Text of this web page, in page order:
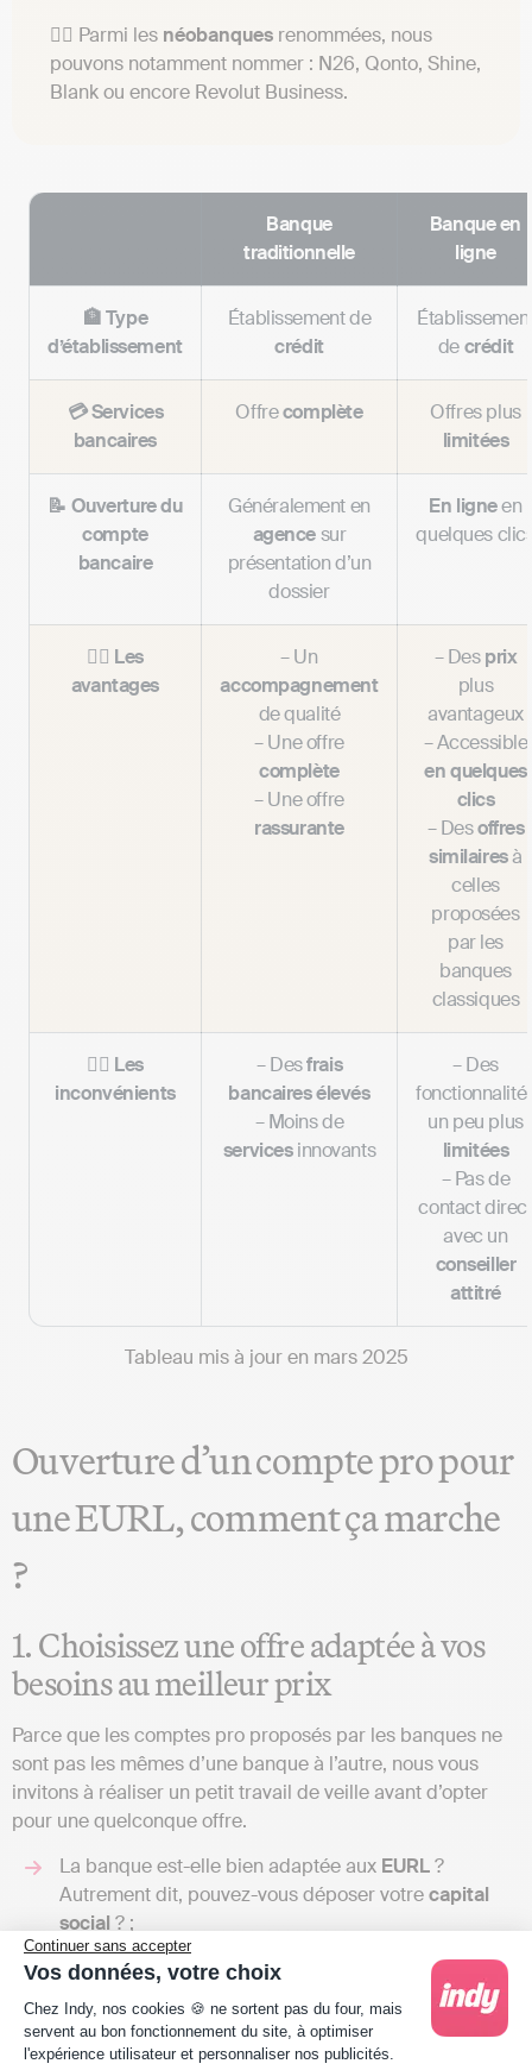
Continuer sans accepter
Vos données, votre choix
Plateforme de Gestion du Consentement :
Chez Indy, nos cookies 🍪 ne sortent pas du four, mais
servent au bon fonctionnement du site, à optimiser
l'expérience utilisateur et personnaliser nos publicités.
👉🏼 Parmi les néobanques renommées, nous
pouvons notamment nommer : N26, Qonto, Shine,
Blank ou encore Revolut Business.
Banque
traditionnelle
Banque en
ligne
🏦 Type
d’établissement
Établissement de
crédit
decrédit
💳 Services
bancaires
Offrecomplète
Offres plus
limitées
📝 Ouverture du
compte
bancaire
Généralement en
agencesur
présentation d’un
dossier
En ligneen
quelques
👍🏼 Les
avantages
– Un
accompagnement
de qualité
– Une offre
complète
– Une offre
rassurante
– Desprix
plus
avantageux
– Accessible
en quelques
clics
– Desoffres
similairesà
celles
proposées
par les
banques
classiques
👎🏼 Les
inconvénients
– Desfrais
bancaires élevés
– Moins de
servicesinnovants
– Des
un peu plus
limitées
– Pas de
contact direct
avec un
conseiller
attitré
Tableau mis à jour en mars 2025
Ouverture d’un compte pro pour
une EURL, comment ça marche
?
1. Choisissez une offre adaptée à vos
besoins au meilleur prix
Parce que les comptes pro proposés par les banques ne
sont pas les mêmes d’une banque à l’autre, nous vous
invitons à réaliser un petit travail de veille avant d’opter
pour une quelconque offre.
La banque est-elle bien adaptée aux EURL?
Autrement dit, pouvez-vous déposer votrecapital
social? ;
Quels sont lesproduits
La banque propose-t-elle des
annexes ? ;
L’accompagnementest-il important ? Si oui, optez
plutôt pour une banque classique ou à défaut vers